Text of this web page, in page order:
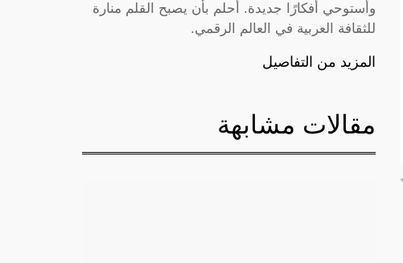
وأستوحي أفكارًا جديدة. أحلم بأن يصبح القلم منارة
للثقافة العربية في العالم الرقمي.
المزيد من التفاصيل
مقالات مشابهة